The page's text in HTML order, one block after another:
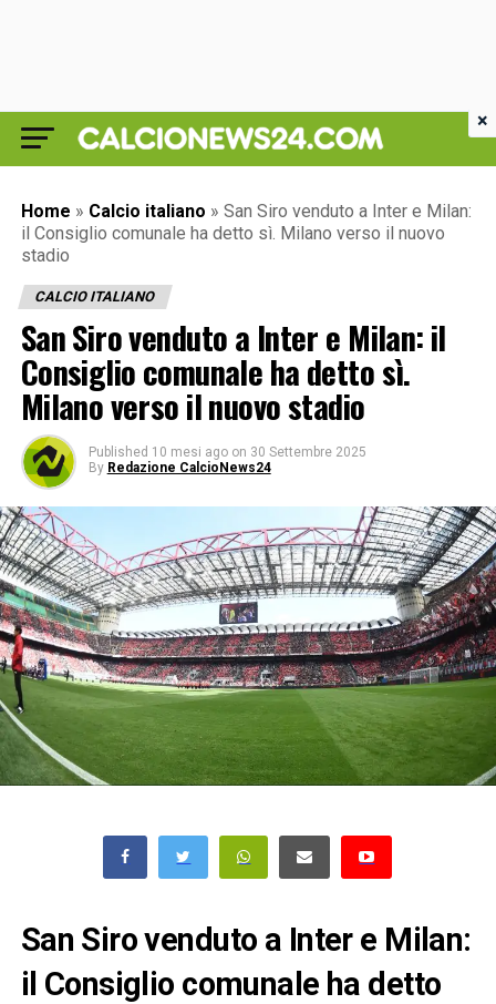
Home » Calcio italiano » San Siro venduto a Inter e Milan:
il Consiglio comunale ha detto sì. Milano verso il nuovo
stadio
CALCIO ITALIANO
San Siro venduto a Inter e Milan: il
Consiglio comunale ha detto sì.
Milano verso il nuovo stadio
Published 10 mesi ago on 30 Settembre 2025
By Redazione CalcioNews24
San Siro venduto a Inter e Milan:
il Consiglio comunale ha detto
×